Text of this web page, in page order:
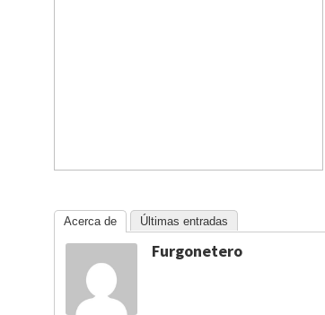
Acerca de Últimas entradas
Furgonetero